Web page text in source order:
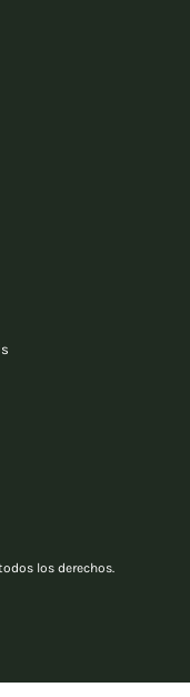
los derechos.